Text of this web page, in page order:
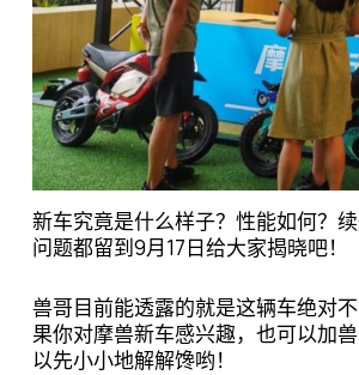
新车究竟是什么样子？性能如何？
问题都留到9月17日给大家揭晓吧！
兽哥目前能透露的就是这辆车绝对
果你对摩兽新车感兴趣，也可以加
以先小小地解解馋哟！